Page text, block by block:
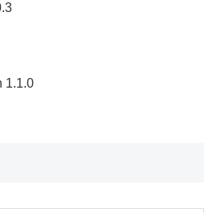
1.1.0